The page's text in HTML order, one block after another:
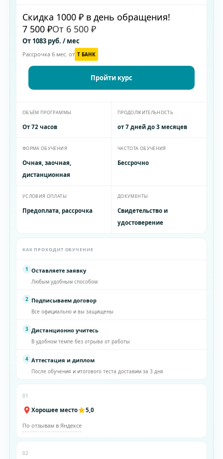
Скидка 1000 ₽ в день обращения!
7 500 ₽От 6 500 ₽
От 1083 руб. / мес
Рассрочка 6 мес. от T БАНК
Пройти курс
ОБЪЁМ ПРОГРАММЫ
От 72 часов
ПРОДОЛЖИТЕЛЬНОСТЬ
от 7 дней до 3 месяцев
ФОРМА ОБУЧЕНИЯ
Очная, заочная,
дистанционная
ЧАСТОТА ОБУЧЕНИЯ
Бессрочно
УСЛОВИЯ ОПЛАТЫ
Предоплата, рассрочка
ДОКУМЕНТЫ
Свидетельство и
удостоверение
КАК ПРОХОДИТ ОБУЧЕНИЕ
1 Оставляете заявку
Любым удобным способом
2 Подписываем договор
Все официально и вы защищены
3 Дистанционно учитесь
В удобном темпе без отрыва от работы
4 Аттестация и диплом
После обучения и итогового теста доставим за 3 дня
01
Хорошее место 5,0
По отзывам в Яндексе
02